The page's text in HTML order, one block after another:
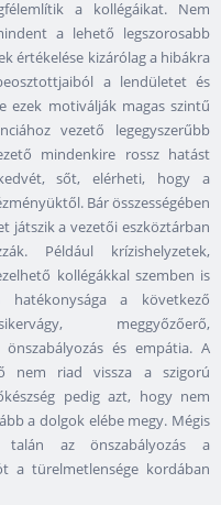
a kollégáikat. Nem
a lehető legszorosabb
értékelése kizárólag a hibákra
a lendületet és
motiválják magas szintű
vezető legegyszerűbb
mindenkire rossz hatást
sőt, elérheti, hogy a
Bár összességében
játszik a vezetői eszköztárban
Például krízishelyzetek,
kollégákkal szemben is
a következő
meggyőzőerő,
önszabályozás és empátia. A
nem riad vissza a szigorú
pedig azt, hogy nem
a dolgok elébe megy. Mégis
talán az önszabályozás a
a türelmetlensége kordában